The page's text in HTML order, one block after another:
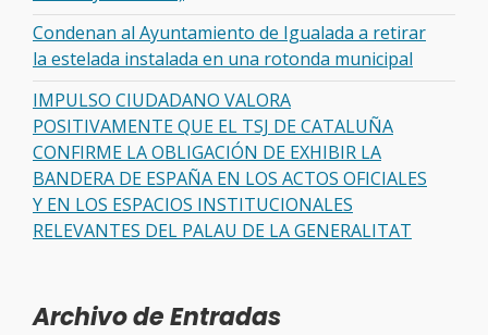
Condenan al Ayuntamiento de Igualada a retirar
la estelada instalada en una rotonda municipal
IMPULSO CIUDADANO VALORA
POSITIVAMENTE QUE EL TSJ DE CATALUÑA
CONFIRME LA OBLIGACIÓN DE EXHIBIR LA
BANDERA DE ESPAÑA EN LOS ACTOS OFICIALES
Y EN LOS ESPACIOS INSTITUCIONALES
RELEVANTES DEL PALAU DE LA GENERALITAT
Archivo de Entradas